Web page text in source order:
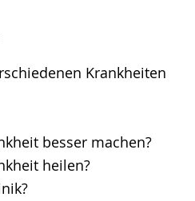
Krankheiten
besser machen?
heilen?